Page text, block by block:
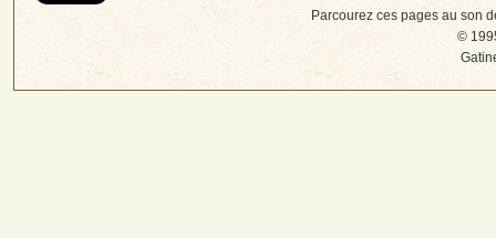
Parcourez ces pages au son
©